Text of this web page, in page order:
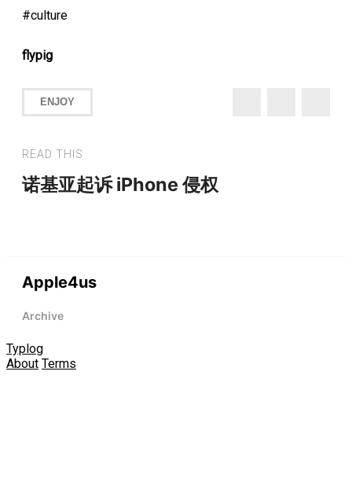
culture
flypig
ENJOY
READ THIS
诺基亚起诉 iPhone 侵权
Apple4us
Archive
Typlog
About Terms